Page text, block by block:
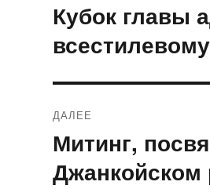
по
записям
Предыдущая
запись:
Кубок главы
ДАЛЕЕ
Следующая
Митинг,
Джанкойском